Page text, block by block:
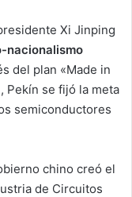
Xi Jinping
nacionalismo
del plan «Made in
Pekín se fijó la meta
semiconductores
chino creó el
de Circuitos